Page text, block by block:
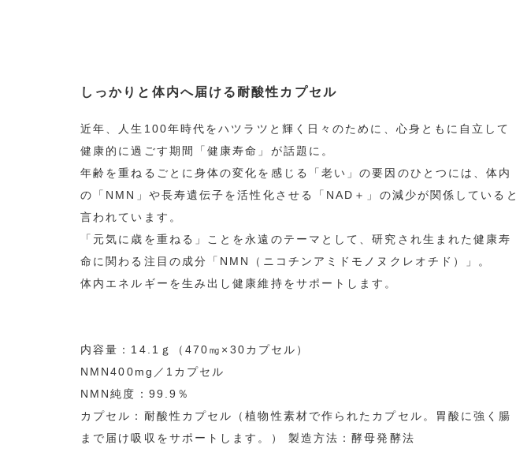
しっかりと体内へ届ける耐酸性カプセル
近年、人生100年時代をハツラツと輝く日々のために、心身ともに自立して
健康的に過ごす期間「健康寿命」が話題に。
年齢を重ねるごとに身体の変化を感じる「老い」の要因のひとつには、体内
の「NMN」や長寿遺伝子を活性化させる「NAD＋」の減少が関係していると
言われています。
「元気に歳を重ねる」ことを永遠のテーマとして、研究され生まれた健康寿
命に関わる注目の成分「NMN（ニコチンアミドモノヌクレオチド）」。
体内エネルギーを生み出し健康維持をサポートします。
内容量：14.1ｇ（470㎎×30カプセル）
NMN400mg／1カプセル
NMN純度：99.9％
カプセル：耐酸性カプセル（植物性素材で作られたカプセル。胃酸に強く腸
まで届け吸収をサポートします。） 製造方法：酵母発酵法